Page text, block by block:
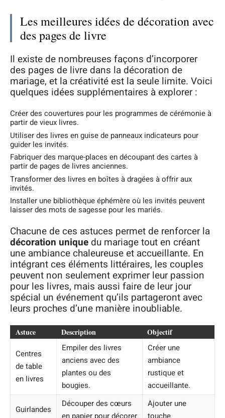
Les meilleures idées de décoration avec
des pages de livre
Il existe de nombreuses façons d’incorporer
des pages de livre dans la décoration de
mariage, et la créativité est la seule limite. Voici
quelques idées supplémentaires à explorer :
Créer des couvertures pour les programmes de cérémonie à
partir de vieux livres.
Utiliser des livres en guise de panneaux indicateurs pour
guider les invités.
Fabriquer des marque-places en découpant des cartes à
partir de pages de livres anciennes.
Transformer des livres en boîtes à dragées à offrir aux
invités.
Installer une bibliothèque éphémère où les invités peuvent
laisser des mots de sagesse pour les mariés.
Chacune de ces astuces permet de renforcer la
décoration unique du mariage tout en créant
une ambiance chaleureuse et accueillante. En
intégrant ces éléments littéraires, les couples
peuvent non seulement exprimer leur passion
pour les livres, mais aussi faire de leur jour
spécial un événement qu’ils partageront avec
leurs proches d’une manière inoubliable.
Astuce Description Objectif
Centres
de table
en livres
Empiler des livres
anciens avec des
plantes ou des
bougies.
Créer une
ambiance
rustique et
accueillante.
Guirlandes
Découper des cœurs
Ajouter une